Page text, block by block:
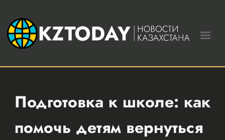
Подготовка к школе: как
помочь детям вернуться